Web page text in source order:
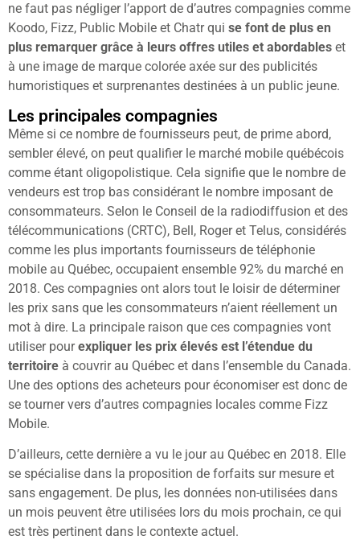
ne faut pas négliger l’apport de d’autres compagnies comme
Koodo, Fizz, Public Mobile et Chatr qui se font de plus en
plus remarquer grâce à leurs offres utiles et abordables et
à une image de marque colorée axée sur des publicités
humoristiques et surprenantes destinées à un public jeune.
Les principales compagnies
Même si ce nombre de fournisseurs peut, de prime abord,
sembler élevé, on peut qualifier le marché mobile québécois
comme étant oligopolistique. Cela signifie que le nombre de
vendeurs est trop bas considérant le nombre imposant de
consommateurs. Selon le Conseil de la radiodiffusion et des
télécommunications (CRTC), Bell, Roger et Telus, considérés
comme les plus importants fournisseurs de téléphonie
mobile au Québec, occupaient ensemble 92% du marché en
2018. Ces compagnies ont alors tout le loisir de déterminer
les prix sans que les consommateurs n’aient réellement un
mot à dire. La principale raison que ces compagnies vont
utiliser pourexpliquer les prix élevés est l’étendue du
territoire à couvrir au Québec et dans l’ensemble du Canada.
Une des options des acheteurs pour économiser est donc de
se tourner vers d’autres compagnies locales comme Fizz
Mobile.
D’ailleurs, cette dernière a vu le jour au Québec en 2018. Elle
se spécialise dans la proposition de forfaits sur mesure et
sans engagement. De plus, les données non-utilisées dans
un mois peuvent être utilisées lors du mois prochain, ce qui
est très pertinent dans le contexte actuel.